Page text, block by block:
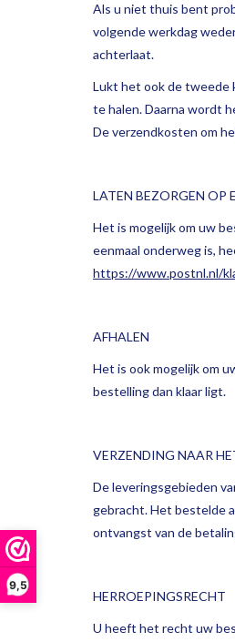
9,5
Als u niet thuis bent
volgende werkdag
achterlaat.
Lukt het ook de tweede
te halen. Daarna wordt
De verzendkosten om
LATEN BEZORGEN OP
Het is mogelijk om uw
eenmaal onderweg is,
https://www.postnl.nl/
AFHALEN
Het is ook mogelijk om
bestelling dan klaar ligt.
VERZENDING NAAR
De leveringsgebieden
gebracht. Het bestelde
ontvangst van de
HERROEPINGSRECHT
U heeft het recht uw